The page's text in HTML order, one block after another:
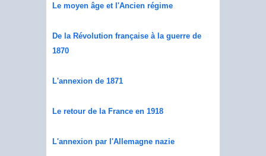
Le moyen âge et l'Ancien régime
De la Révolution française à la guerre de
1870
L'annexion de 1871
Le retour de la France en 1918
L'annexion par l'Allemagne nazie